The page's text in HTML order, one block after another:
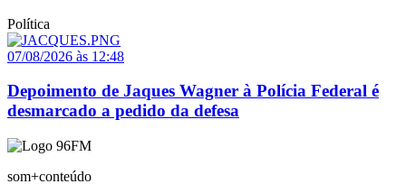
Política
07/08/2026 às 12:48
Depoimento de Jaques Wagner à Polícia Federal é
desmarcado a pedido da defesa
som+conteúdo